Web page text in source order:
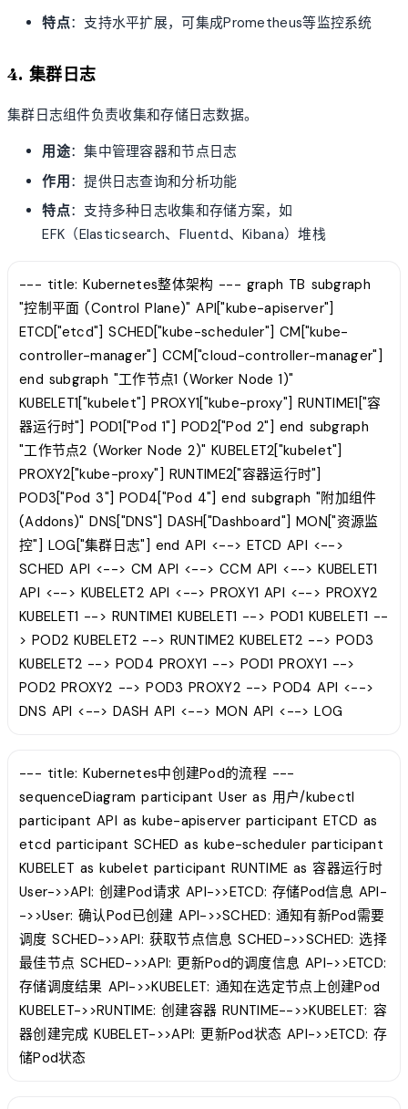
特点：支持水平扩展，可集成Prometheus等监控系统
4. 集群日志
集群日志组件负责收集和存储日志数据。
用途：集中管理容器和节点日志
作用：提供日志查询和分析功能
特点：支持多种日志收集和存储方案，如
EFK（Elasticsearch、Fluentd、Kibana）堆栈
--- title: Kubernetes整体架构 --- graph TB subgraph
"控制平面 (Control Plane)" API["kube-apiserver"]
ETCD["etcd"] SCHED["kube-scheduler"] CM["kube-
controller-manager"] CCM["cloud-controller-manager"]
end subgraph "工作节点1 (Worker Node 1)"
KUBELET1["kubelet"] PROXY1["kube-proxy"] RUNTIME1["容
器运行时"] POD1["Pod 1"] POD2["Pod 2"] end subgraph
"工作节点2 (Worker Node 2)" KUBELET2["kubelet"]
PROXY2["kube-proxy"] RUNTIME2["容器运行时"]
POD3["Pod 3"] POD4["Pod 4"] end subgraph "附加组件
(Addons)" DNS["DNS"] DASH["Dashboard"] MON["资源监
控"] LOG["集群日志"] end API <--> ETCD API <-->
SCHED API <--> CM API <--> CCM API <--> KUBELET1
API <--> KUBELET2 API <--> PROXY1 API <--> PROXY2
KUBELET1 --> RUNTIME1 KUBELET1 --> POD1 KUBELET1 --
> POD2 KUBELET2 --> RUNTIME2 KUBELET2 --> POD3
KUBELET2 --> POD4 PROXY1 --> POD1 PROXY1 -->
POD2 PROXY2 --> POD3 PROXY2 --> POD4 API <-->
DNS API <--> DASH API <--> MON API <--> LOG
--- title: Kubernetes中创建Pod的流程 ---
sequenceDiagram participant User as 用户/kubectl
participant API as kube-apiserver participant ETCD as
etcd participant SCHED as kube-scheduler participant
KUBELET as kubelet participant RUNTIME as 容器运行时
User->>API: 创建Pod请求 API->>ETCD: 存储Pod信息 API-
->>User: 确认Pod已创建 API->>SCHED: 通知有新Pod需要
调度 SCHED->>API: 获取节点信息 SCHED->>SCHED: 选择
最佳节点 SCHED->>API: 更新Pod的调度信息 API->>ETCD:
存储调度结果 API->>KUBELET: 通知在选定节点上创建Pod
KUBELET->>RUNTIME: 创建容器 RUNTIME-->>KUBELET: 容
器创建完成 KUBELET->>API: 更新Pod状态 API->>ETCD: 存
储Pod状态